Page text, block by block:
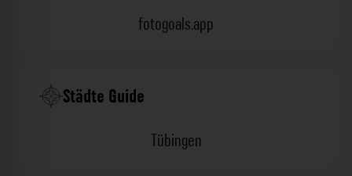
fotogoals.app
Städte Guide
Tübingen